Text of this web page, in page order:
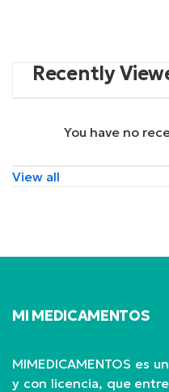
Recently
You have no
View all
MI MEDICAMENTOS
MIMEDICAMENTOS es
y con licencia, que